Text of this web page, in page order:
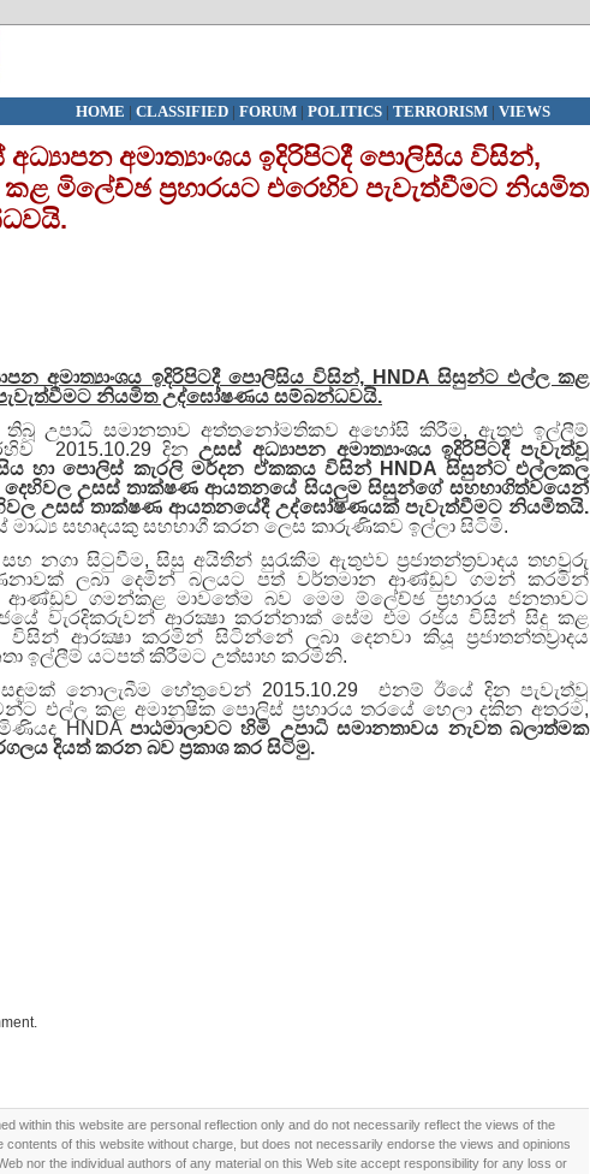
HOME | CLASSIFIED| FORUM| POLITICS | TERRORISM| VIEWS
අධ්‍යාපන අමාත්‍යාංශය ඉදිරිපිටදී පොලිසිය විසින්,
මිලේච්ඡ ප්‍රහාරයට එරෙහිව පැවැත්වීමට නියමිත
අමාත්‍යාංශය ඉදිරිපිටදී පොලිසිය විසින්, HNDAසිසුන්ට එල්ල කළ
පැවැත්වීමට නියමිත උද්ඝෝෂණය සම්බන්ධවයි.
තිබූ උපාධි සමානතාව අත්තනෝමතිකව අහෝසි කිරීම, ඇතුළු ඉල්ලීම්
2015.10.29 දිනඋසස් අධ්‍යාපන අමාත්‍යාංශය ඉදිරිපිටදී පැවැත්වූ
හා පොලිස් කැරලි මර්දන ඒකකය විසින් HNDA සිසුන්ටඑල්ලකල
උසස් තාක්ෂණ ආයතනයේ සියලුම සිසුන්ගේ සහභාගිත්වයෙන්
උසස් තාක්ෂණ ආයතනයේදී උද්ඝෝෂණයක් පැවැත්වීමට නියමිතයි.
මාධ්‍ය සහෘදයකු සහභාගී කරන ලෙස කාරුණිකව ඉල්ලා සිටිමි.
නගා සිටුවීම, සිසු අයිතීන් සුරැකීම ඇතුඵව ප‍්‍රජාතන්ත‍්‍රවාදය තහවුරු
ලබා දෙමින් බලයට පත් වර්තමාන ආණ්ඩුව ගමන් කරමින්
ආණ්ඩුව ගමන්කළ මාවතේම බව මෙම ම්ලේච්ඡ ප‍්‍රහාරය ජනතාවට
වැරදිකරුවන් ආරක්‍ෂා කරන්නාක් සේම එම රජය විසින් සිදු කළ
ආරක්‍ෂා කරමින් සිටින්නේ ලබා දෙනවා කියූ ප‍්‍රජාතන්තව‍්‍රාදය
ඉල්ලීම් යටපත් කිරීමට උත්සාහ කරමිනි.
නොලැබීම හේතුවෙන් 2015.10.29 එනම් ඊයේ දින පැවැත්වූ
එල්ල කළ අමානුෂික පොලිස් ප්‍රහාරය තරයේ හෙලා දකින අතරම,
HNDA පාඨමාලාවට හිමි උපාධි සමානතාවය නැවත බලාත්මක
දියත් කරන බව ප්‍රකාශ කර සිටිමු.
within this website are personal reflection only and do not necessarily reflect the views of the
contents of this website without charge, but does not necessarily endorse the views and opinions
nor the individual authors of any material on this Web site accept responsibility for any loss or